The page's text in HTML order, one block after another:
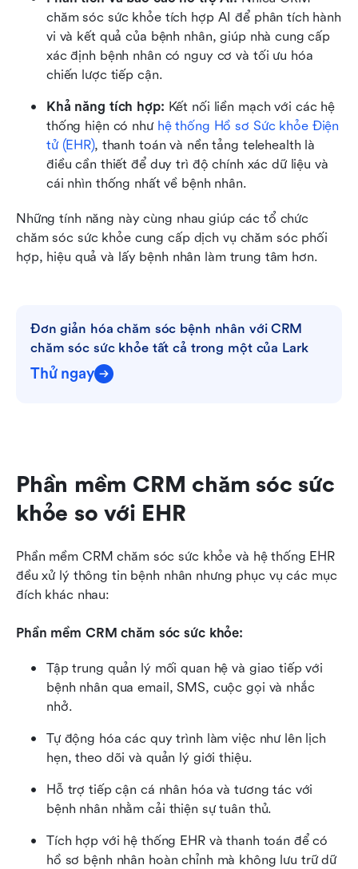
chăm sóc sức khỏe tích hợp AI để phân tích hành
vi và kết quả của bệnh nhân, giúp nhà cung cấp
xác định bệnh nhân có nguy cơ và tối ưu hóa
chiến lược tiếp cận.
Khả năng tích hợp: Kết nối liền mạch với các hệ
thống hiện có như hệ thống Hồ sơ Sức khỏe Điện
tử (EHR), thanh toán và nền tảng telehealth là
điều cần thiết để duy trì độ chính xác dữ liệu và
cái nhìn thống nhất về bệnh nhân.
Những tính năng này cùng nhau giúp các tổ chức
chăm sóc sức khỏe cung cấp dịch vụ chăm sóc phối
hợp, hiệu quả và lấy bệnh nhân làm trung tâm hơn.
Đơn giản hóa chăm sóc bệnh nhân với CRM
chăm sóc sức khỏe tất cả trong một của Lark
Thử ngay
Phần mềm CRM chăm sóc sức
khỏe so với EHR
Phần mềm CRM chăm sóc sức khỏe và hệ thống EHR
đều xử lý thông tin bệnh nhân nhưng phục vụ các mục
đích khác nhau:
Phần mềm CRM chăm sóc sức khỏe:
Tập trung quản lý mối quan hệ và giao tiếp với
bệnh nhân qua email, SMS, cuộc gọi và nhắc
nhở.
Tự động hóa các quy trình làm việc như lên lịch
hẹn, theo dõi và quản lý giới thiệu.
Hỗ trợ tiếp cận cá nhân hóa và tương tác với
bệnh nhân nhằm cải thiện sự tuân thủ.
Tích hợp với hệ thống EHR và thanh toán để có
hồ sơ bệnh nhân hoàn chỉnh mà không lưu trữ dữ